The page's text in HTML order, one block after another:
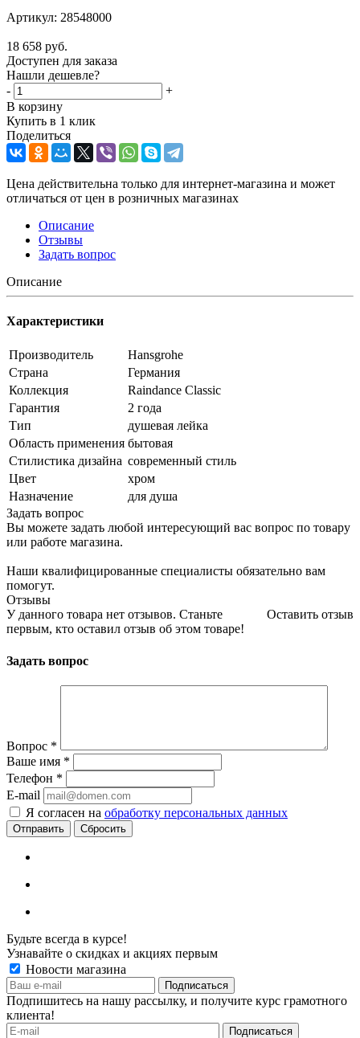
Артикул: 28548000
18 658 руб.
Доступен для заказа
Нашли дешевле?
-
+
В корзину
Купить в 1 клик
Поделиться
Цена действительна только для интернет-магазина и может
отличаться от цен в розничных магазинах
Описание
Отзывы
Задать вопрос
Описание
Характеристики
Производитель
Hansgrohe
Страна
Германия
Коллекция
Raindance Classic
Гарантия
2 года
Тип
душевая лейка
Область применения бытовая
Стилистика дизайна современный стиль
Цвет
хром
Назначение
для душа
Задать вопрос
Вы можете задать любой интересующий вас вопрос по товару
или работе магазина.
Наши квалифицированные специалисты обязательно вам
помогут.
Отзывы
Оставить отзыв
У данного товара нет отзывов. Станьте
первым, кто оставил отзыв об этом товаре!
Задать вопрос
Вопрос *
Ваше имя *
Телефон *
E-mail
Я согласен на обработку персональных данных
Сбросить
Будьте всегда в курсе!
Узнавайте о скидках и акциях первым
Новости магазина
Подпишитесь на нашу рассылку, и получите курс грамотного
клиента!